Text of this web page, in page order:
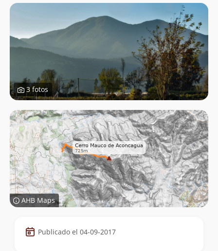
3 fotos
AHB Maps
Datos
de
Publicado el 04-09-2017